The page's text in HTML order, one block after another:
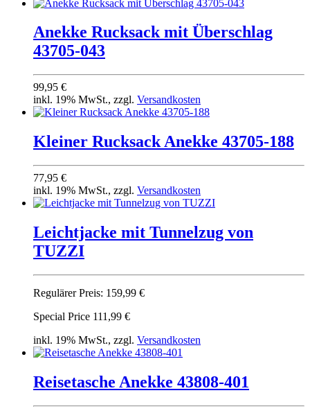
Anekke Rucksack mit Überschlag
43705-043
99,95 €
inkl. 19% MwSt., zzgl. Versandkosten
Kleiner Rucksack Anekke 43705-188
77,95 €
inkl. 19% MwSt., zzgl. Versandkosten
Leichtjacke mit Tunnelzug von
TUZZI
Regulärer Preis: 159,99 €
Special Price 111,99 €
inkl. 19% MwSt., zzgl. Versandkosten
Reisetasche Anekke 43808-401